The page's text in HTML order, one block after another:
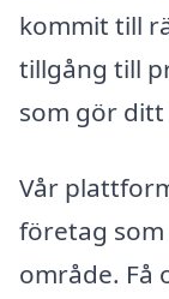
kommit till
tillgång till
som gör ditt
Vår
företag
område. Få